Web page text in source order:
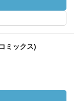
ミックス)